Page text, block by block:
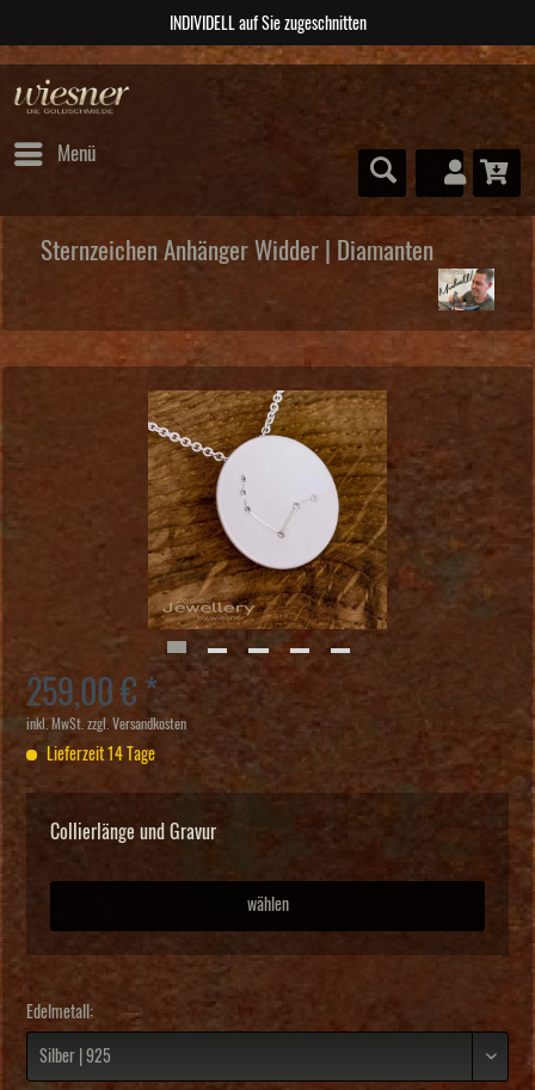
ABSOLUTE Unikate
Menü
Sternzeichen Anhänger Widder | Diamanten
259,00 € *
inkl. MwSt. zzgl. Versandkosten
Lieferzeit 14 Tage
Collierlänge und Gravur
wählen
Edelmetall: